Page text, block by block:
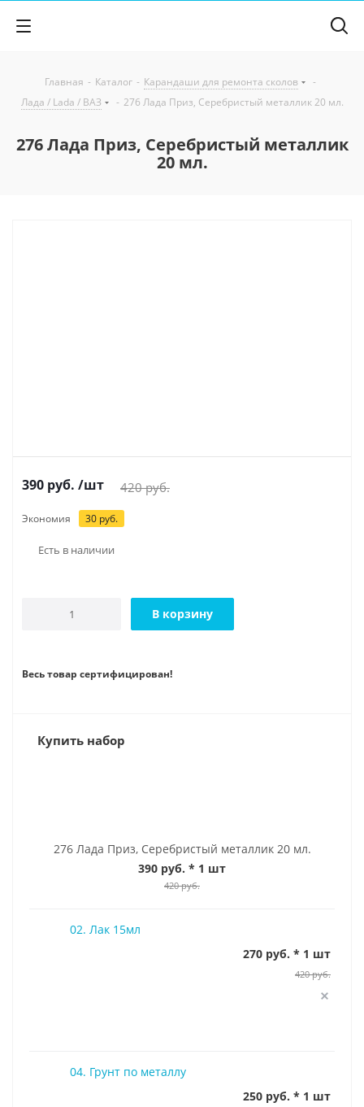
Главная - Каталог - Карандаши для ремонта сколов
-
Лада / Lada / ВАЗ
- 276 Лада Приз, Серебристый металлик 20 мл.
276 Лада Приз, Серебристый металлик
20 мл.
390 руб. /шт 420руб.
Экономия 30 руб.
Есть в наличии
В корзину
Весь товар сертифицирован!
Купить набор
276 Лада Приз, Серебристый металлик 20 мл.
390 руб. * 1 шт
420 руб.
02. Лак 15мл
270 руб. * 1 шт
420 руб.
04. Грунт по металлу
250 руб. * 1 шт